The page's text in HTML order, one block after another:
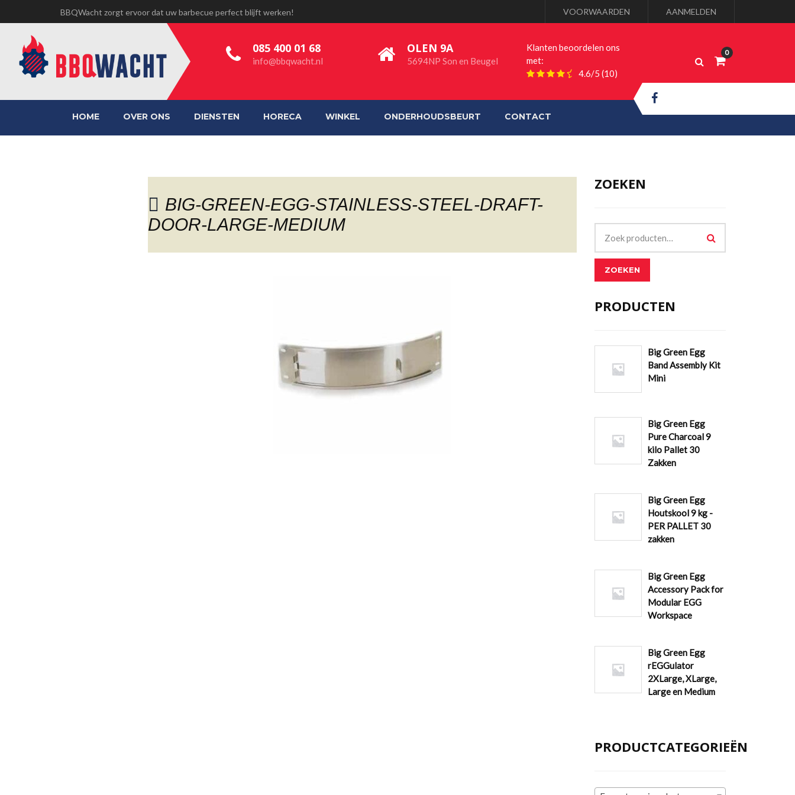
BBQWacht zorgt ervoor dat uw barbecue perfect blijft werken! VOORWAARDEN AANMELDEN
085 400 01 68
info@bbqwacht.nl
OLEN 9A
5694NP Son en Beugel
Klanten beoordelen ons
met:
4.6/5 (10)
HOME OVER ONS DIENSTEN HORECA WINKEL ONDERHOUDSBEURT CONTACT
BIG-GREEN-EGG-STAINLESS-STEEL-DRAFT-
DOOR-LARGE-MEDIUM
ZOEKEN
ZOEKEN
PRODUCTEN
Big Green Egg
Band Assembly Kit
Mini
Big Green Egg
Pure Charcoal 9
kilo Pallet 30
Zakken
Big Green Egg
Houtskool 9 kg -
PER PALLET 30
zakken
Big Green Egg
Accessory Pack for
Modular EGG
Workspace
Big Green Egg
rEGGulator
2XLarge, XLarge,
Large en Medium
PRODUCTCATEGORIEËN